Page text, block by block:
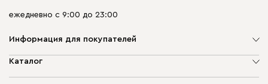
ежедневно с 9:00 до 23:00
Информация для покупателей
О компании
Каталог